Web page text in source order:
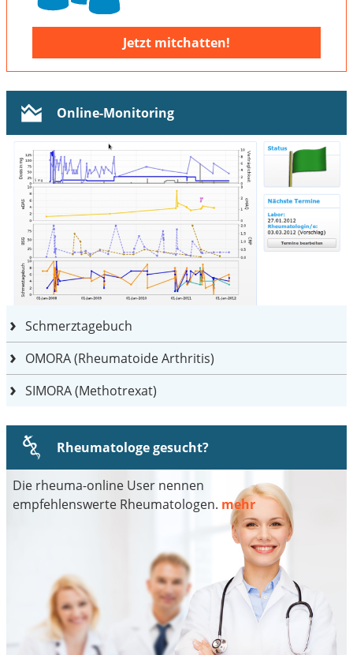
Jetzt mitchatten!
Online-Monitoring
Schmerztagebuch
OMORA (Rheumatoide Arthritis)
SIMORA (Methotrexat)
Rheumatologe gesucht?
Die rheuma-online User nennen
empfehlenswerte Rheumatologen. mehr